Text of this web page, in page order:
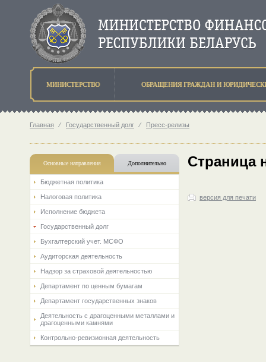
МИНИСТЕРСТВО ОБРАЩЕНИЯ ГРАЖДАН И
Главная ⁄ Государственный долг ⁄ Пресс-релизы
Основные направления Дополнительно
Бюджетная политика
Налоговая политика
Исполнение бюджета
Государственный долг
Бухгалтерский учет. МСФО
Аудиторская деятельность
Надзор за страховой деятельностью
Департамент по ценным бумагам
Департамент государственных знаков
Деятельность с драгоценными металлами и
драгоценными камнями
Контрольно-ревизионная деятельность
Страница
версия для печати